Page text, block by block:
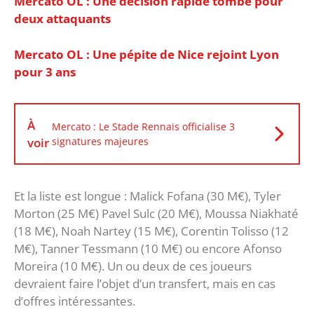
deux attaquants
Mercato OL : Une pépite de Nice rejoint Lyon
pour 3 ans
À
voir
Mercato : Le Stade Rennais officialise 3
signatures majeures
Et la liste est longue : Malick Fofana (30 M€), Tyler
Morton (25 M€) Pavel Sulc (20 M€), Moussa Niakhaté
(18 M€), Noah Nartey (15 M€), Corentin Tolisso (12
M€), Tanner Tessmann (10 M€) ou encore Afonso
Moreira (10 M€). Un ou deux de ces joueurs
devraient faire l’objet d’un transfert, mais en cas
d’offres intéressantes.